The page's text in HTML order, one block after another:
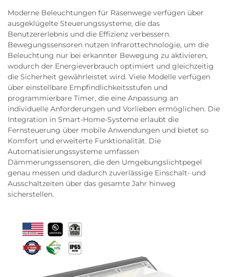
Moderne Beleuchtungen für Rasenwege verfügen über
ausgeklügelte Steuerungssysteme, die das
Benutzererlebnis und die Effizienz verbessern.
Bewegungssensoren nutzen Infrarottechnologie, um die
Beleuchtung nur bei erkannter Bewegung zu aktivieren,
wodurch der Energieverbrauch optimiert und gleichzeitig
die Sicherheit gewährleistet wird. Viele Modelle verfügen
über einstellbare Empfindlichkeitsstufen und
programmierbare Timer, die eine Anpassung an
individuelle Anforderungen und Vorlieben ermöglichen. Die
Integration in Smart-Home-Systeme erlaubt die
Fernsteuerung über mobile Anwendungen und bietet so
Komfort und erweiterte Funktionalität. Die
Automatisierungssysteme umfassen
Dämmerungssensoren, die den Umgebungslichtpegel
genau messen und dadurch zuverlässige Einschalt- und
Ausschaltzeiten über das gesamte Jahr hinweg
sicherstellen.